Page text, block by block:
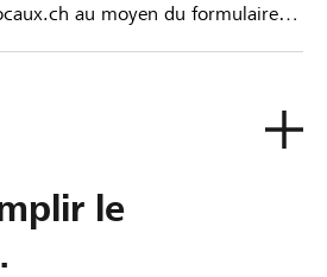
au moyen du formulaire
le